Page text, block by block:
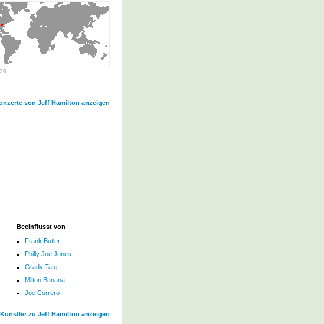
von Jeff Hamilton anzeigen
Beeinflusst von
Frank Butler
Philly Joe Jones
Grady Tate
Milton Banana
Joe Correro
zu Jeff Hamilton anzeigen